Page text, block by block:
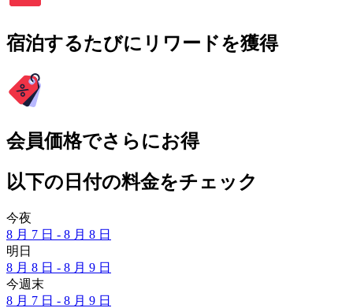
宿泊するたびにリワードを獲得
会員価格でさらにお得
以下の日付の料金をチェック
今夜
8 月 7 日 - 8 月 8 日
明日
8 月 8 日 - 8 月 9 日
今週末
8 月 7 日 - 8 月 9 日